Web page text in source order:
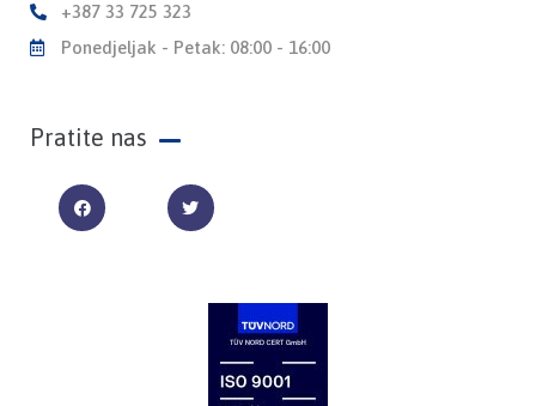
+387 33 725 323
Ponedjeljak - Petak: 08:00 - 16:00
Pratite nas